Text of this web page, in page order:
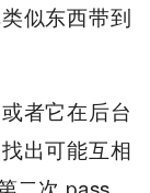
似东西带到
者它在后台
出可能互相